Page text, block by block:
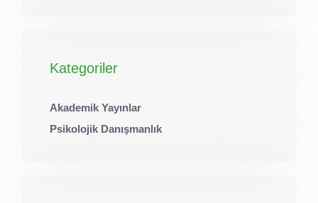
Kategoriler
Akademik Yayınlar
Psikolojik Danışmanlık